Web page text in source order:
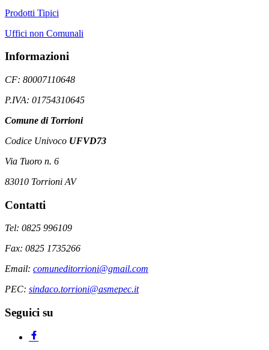
Prodotti Tipici
Uffici non Comunali
Informazioni
CF: 80007110648
P.IVA: 01754310645
Comune di Torrioni
Codice Univoco UFVD73
Via Tuoro n. 6
83010 Torrioni AV
Contatti
Tel: 0825 996109
Fax: 0825 1735266
Email: comuneditorrioni@gmail.com
PEC: sindaco.torrioni@asmepec.it
Seguici su